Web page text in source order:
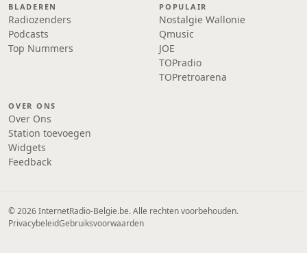
BLADEREN
Radiozenders
Podcasts
Top Nummers
POPULAIR
Nostalgie Wallonie
Qmusic
JOE
TOPradio
TOPretroarena
OVER ONS
Over Ons
Station toevoegen
Widgets
Feedback
© 2026 InternetRadio-Belgie.be. Alle rechten voorbehouden.
PrivacybeleidGebruiksvoorwaarden